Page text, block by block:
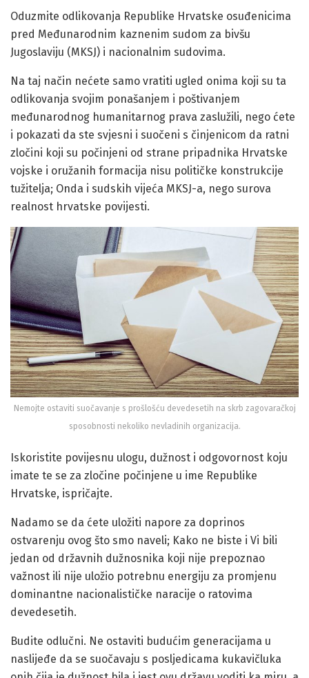
Oduzmite odlikovanja Republike Hrvatske osuđenicima
pred Međunarodnim kaznenim sudom za bivšu
Jugoslaviju (MKSJ) i nacionalnim sudovima.
Na taj način nećete samo vratiti ugled onima koji su ta
odlikovanja svojim ponašanjem i poštivanjem
međunarodnog humanitarnog prava zaslužili, nego ćete
i pokazati da ste svjesni i suočeni s činjenicom da ratni
zločini koji su počinjeni od strane pripadnika Hrvatske
vojske i oružanih formacija nisu političke konstrukcije
tužitelja; Onda i sudskih vijeća MKSJ-a, nego surova
realnost hrvatske povijesti.
Nemojte ostaviti suočavanje s prošlošću devedesetih na skrb zagovaračkoj
sposobnosti nekoliko nevladinih organizacija.
Iskoristite povijesnu ulogu, dužnost i odgovornost koju
imate te se za zločine počinjene u ime Republike
Hrvatske, ispričajte.
Nadamo se da ćete uložiti napore za doprinos
ostvarenju ovog što smo naveli; Kako ne biste i Vi bili
jedan od državnih dužnosnika koji nije prepoznao
važnost ili nije uložio potrebnu energiju za promjenu
dominantne nacionalističke naracije o ratovima
devedesetih.
Budite odlučni. Ne ostaviti budućim generacijama u
naslijeđe da se suočavaju s posljedicama kukavičluka